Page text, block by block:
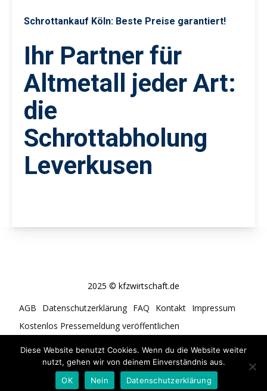
Schrottankauf Köln: Beste Preise garantiert!
Ihr Partner für
Altmetall jeder Art:
die
Schrottabholung
Leverkusen
2025 © kfzwirtschaft.de
AGB
Datenschutzerklärung FAQ Kontakt Impressum
Kostenlos Pressemeldung veröffentlichen
Diese Website benutzt Cookies. Wenn du die Website weiter
nutzt, gehen wir von deinem Einverständnis aus.
OK
Nein Datenschutzerklärung